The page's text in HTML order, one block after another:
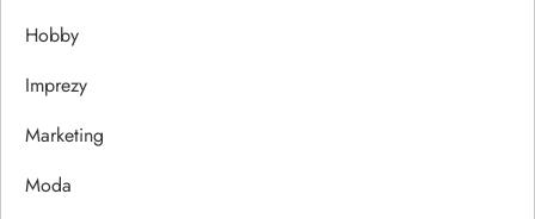
a
w
p
Hobby
Imprezy
Marketing
Moda